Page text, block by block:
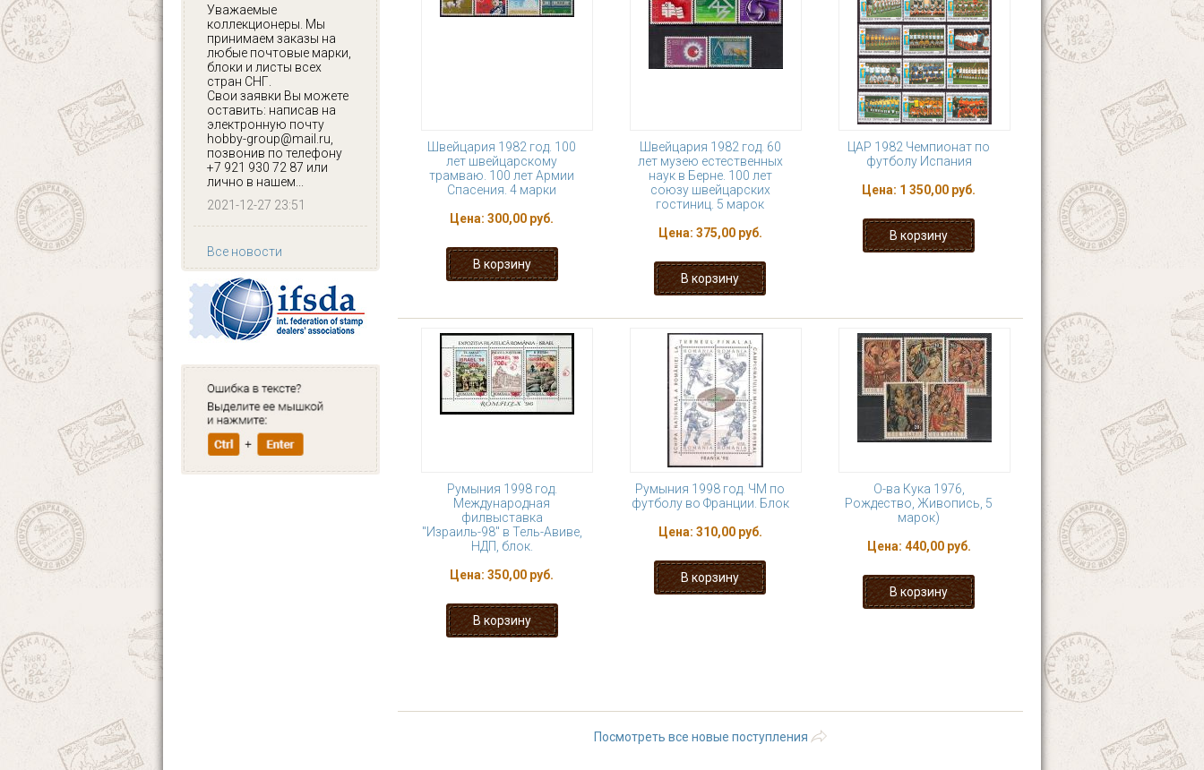
Уважаемые
коллекционеры. Мы
принимаем заказы на
любые почтовые марки,
блоки и листы всех
стран СНГ.
Свои заявки Вы можете
оставить: написав на
электронную почту
hobby-group@mail.ru,
позвонив по телефону
+7 921 930 72 87 или
лично в нашем...
2021-12-27 23:51
Все новости
Швейцария 1982 год. 100
лет швейцарскому
трамваю. 100 лет Армии
Спасения. 4 марки
Цена: 300,00 руб.
Швейцария 1982 год. 60
лет музею естественных
наук в Берне. 100 лет
союзу швейцарских
гостиниц. 5 марок
Цена: 375,00 руб.
ЦАР 1982 Чемпионат по
футболу Испания
Цена: 1 350,00 руб.
Румыния 1998 год.
Международная
филвыставка
"Израиль-98" в Тель-Авиве,
НДП, блок.
Цена: 350,00 руб.
Румыния 1998 год. ЧМ по
футболу во Франции. Блок
Цена: 310,00 руб.
О-ва Кука 1976,
Рождество, Живопись, 5
марок)
Цена: 440,00 руб.
Посмотреть все новые поступления